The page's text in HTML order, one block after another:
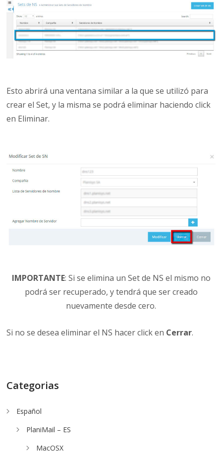
Esto abrirá una ventana similar a la que se utilizó para
crear el Set, y la misma se podrá eliminar haciendo click
en Eliminar.
IMPORTANTE: Si se elimina un Set de NS el mismo no
podrá ser recuperado, y tendrá que ser creado
nuevamente desde cero.
Si no se desea eliminar el NS hacer click en Cerrar.
Categorias
Español
PlaniMail – ES
MacOSX